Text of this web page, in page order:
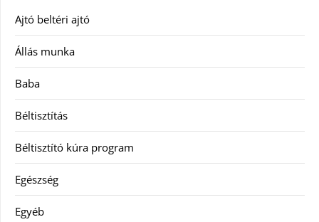
Ajtó beltéri ajtó
Állás munka
Baba
Béltisztítás
Béltisztító kúra program
Egészség
Egyéb